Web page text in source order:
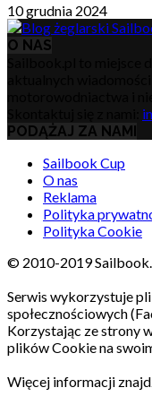
10 grudnia 2024
O NAS
PODĄŻAJ ZA NAMI
Sailbook Cup
O nas
Reklama
Polityka
Polityka Cookie
© 2010-2019
Serwis wykorzystuje
społecznościowych
Korzystając ze strony
plików Cookie na
Więcej informacji